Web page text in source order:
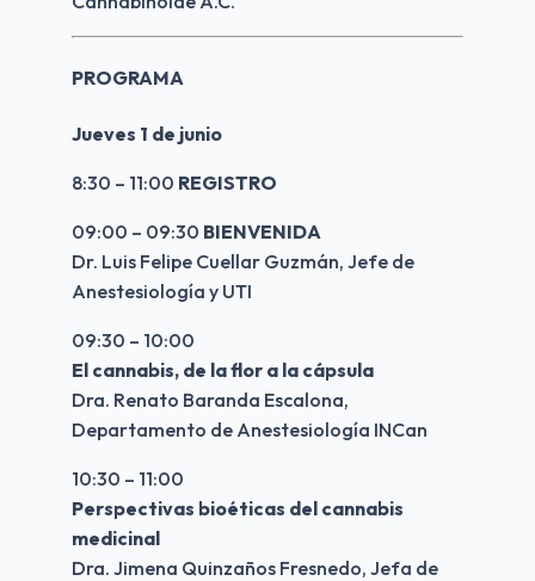
PROGRAMA
Jueves 1 de junio
8:30 – 11:00 REGISTRO
09:00 – 09:30 BIENVENIDA
Dr. Luis Felipe Cuellar Guzmán, Jefe de
Anestesiología y UTI
09:30 – 10:00
El cannabis, de la flor a la cápsula
Dra. Renato Baranda Escalona,
Departamento de Anestesiología INCan
10:30 – 11:00
Perspectivas bioéticas del cannabis
medicinal
Dra. Jimena Quinzaños Fresnedo, Jefa de